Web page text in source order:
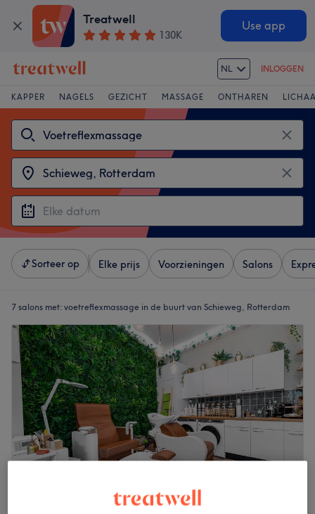
Treatwell
130K
Use app
NL INLOGGEN
KAPPER NAGELS GEZICHT MASSAGE ONTHAREN
Sorteer op Elke prijs Voorzieningen Salons
7 salons met: voetreflexmassage in de buurt van Schieweg, Rotterdam